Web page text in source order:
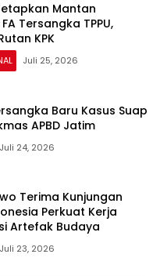
Mantan
Tersangka TPPU,
KPK
Juli 25, 2026
Baru Kasus Suap
APBD Jatim
Juli 24, 2026
Terima Kunjungan
Perkuat Kerja
Artefak Budaya
Juli 23, 2026